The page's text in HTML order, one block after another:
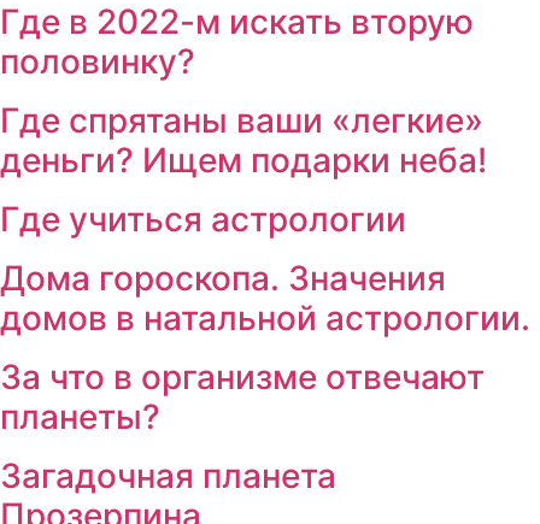
Где в 2022-м искать вторую
половинку?
Где спрятаны ваши «легкие»
деньги? Ищем подарки неба!
Где учиться астрологии
Дома гороскопа. Значения
домов в натальной астрологии.
За что в организме отвечают
планеты?
Загадочная планета